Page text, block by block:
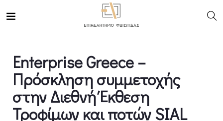
Enterprise Greece –
Πρόσκληση συμμετοχής
στην Διεθνή Έκθεση
Τροφίμων και ποτών SIAL